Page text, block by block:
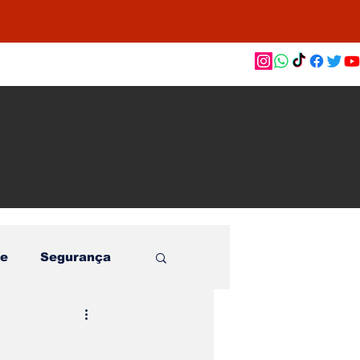
Segurança